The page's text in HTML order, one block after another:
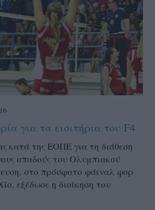
για τα εισιτήρια του F4
κατά της ΕΟΠΕ για τη διάθεση
οπαδούς του Ολυμπιακού
στο πρόσφατο φάιναλ φορ
εξέδωσε η διοίκηση του